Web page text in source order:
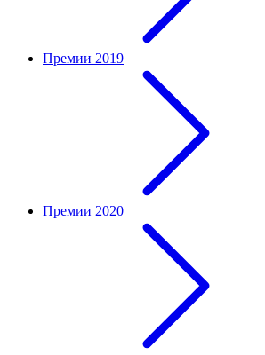
Премии 2019
Премии 2020